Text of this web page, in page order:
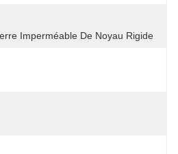
Imperméable De Noyau Rigide